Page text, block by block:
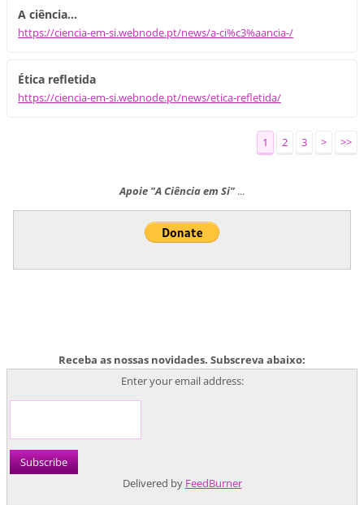
A ciência...
https://ciencia-em-si.webnode.pt/news/a-ci%c3%aancia-/
Ética refletida
https://ciencia-em-si.webnode.pt/news/etica-refletida/
1 2 3 > >>
Apoie "A Ciência em Si" ...
Receba as nossas novidades. Subscreva abaixo:
Enter your email address:
Delivered by FeedBurner